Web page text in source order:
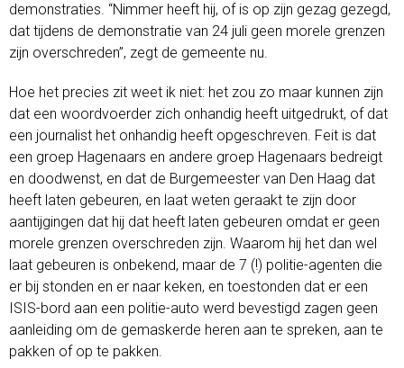
demonstraties. “Nimmer heeft hij, of is op zijn gezag gezegd,
dat tijdens de demonstratie van 24 juli geen morele grenzen
zijn overschreden”, zegt de gemeente nu.
Hoe het precies zit weet ik niet: het zou zo maar kunnen zijn
dat een woordvoerder zich onhandig heeft uitgedrukt, of dat
een journalist het onhandig heeft opgeschreven. Feit is dat
een groep Hagenaars en andere groep Hagenaars bedreigt
en doodwenst, en dat de Burgemeester van Den Haag dat
heeft laten gebeuren, en laat weten geraakt te zijn door
aantijgingen dat hij dat heeft laten gebeuren omdat er geen
morele grenzen overschreden zijn. Waarom hij het dan wel
laat gebeuren is onbekend, maar de 7 (!) politie-agenten die
er bij stonden en er naar keken, en toestonden dat er een
ISIS-bord aan een politie-auto werd bevestigd zagen geen
aanleiding om de gemaskerde heren aan te spreken, aan te
pakken of op te pakken.